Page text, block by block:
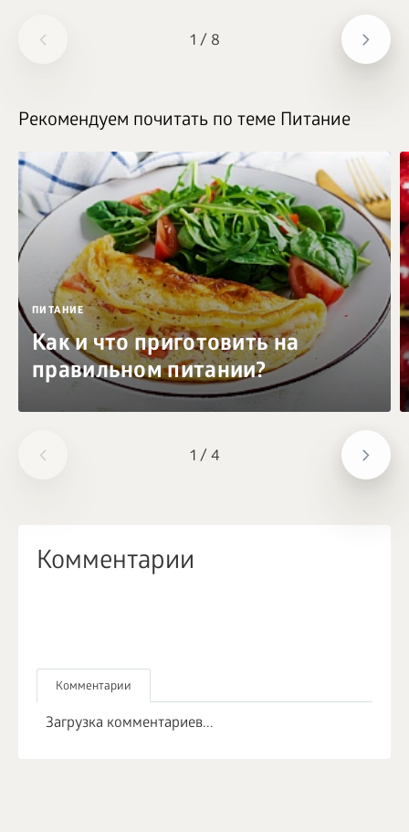
1 / 8
1 / 4
Рекомендуем почитать по теме Питание
ПИТАНИЕ
Как и что приготовить на
правильном питании?
Комментарии
Комментарии
Загрузка комментариев...